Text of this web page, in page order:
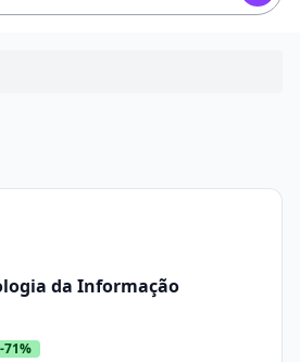
da Informação
-71%